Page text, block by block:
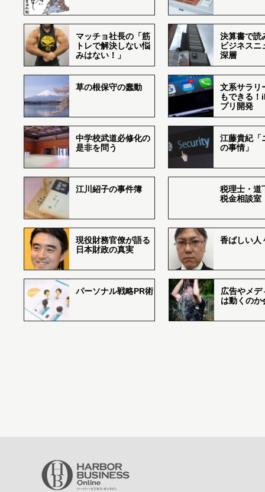
マッチョ社長の「筋
トレで解決しない悩
みはない！」
決算書で読
ビジネスニ
深層
草の根保守の蠢動
文系サラリ
もできる
プリ開発
中学校武道必修化の
是非を問う
江藤貴紀「
の事情」
江川紹子の事件簿
税理士・道
税金相談室
現役財務官僚が語る
日本財政の真実
香ばしい
パーソナル戦略PR術
広告やメデ
は動くのか